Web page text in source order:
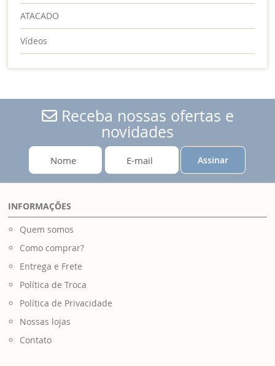
ATACADO
Vídeos
Receba nossas ofertas e
novidades
Assinar
INFORMAÇÕES
Quem somos
Como comprar?
Entrega e Frete
Política de Troca
Política de Privacidade
Nossas lojas
Contato